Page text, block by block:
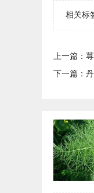
相关标
上一篇：
下一篇：